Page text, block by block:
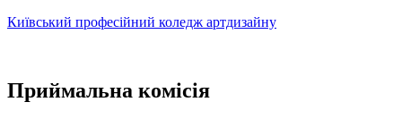
Київський професійний коледж артдизайну
Приймальна комісія